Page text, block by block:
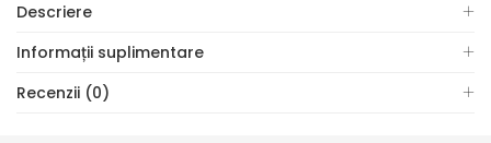
Descriere
Informații suplimentare
Recenzii (0)